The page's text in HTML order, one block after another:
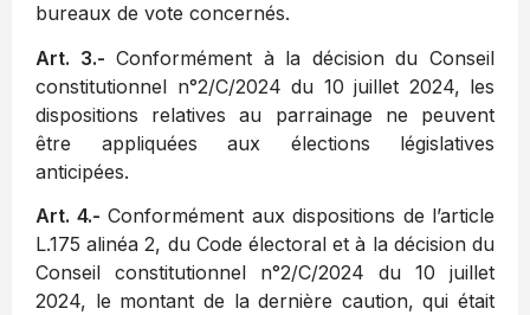
bureaux de vote concernés.
Art. 3.- Conformément à la décision du Conseil
constitutionnel n°2/C/2024 du 10 juillet 2024, les
dispositions relatives au parrainage ne peuvent
être appliquées aux élections législatives
anticipées.
Art. 4.- Conformément aux dispositions de l’article
L.175 alinéa 2, du Code électoral et à la décision du
Conseil constitutionnel n°2/C/2024 du 10 juillet
2024, le montant de la dernière caution, qui était